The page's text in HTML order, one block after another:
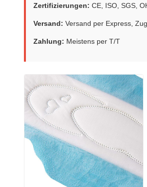
Zertifizierungen: CE, ISO, SGS,
Versand: Versand per Express,
Zahlung: Meistens per T/T